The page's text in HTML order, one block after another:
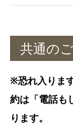
共通の
※恐れ入りま
約は「電話も
ります。